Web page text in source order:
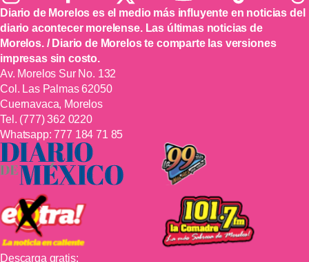
Diario de Morelos es el medio más influyente en noticias del
diario acontecer morelense. Las últimas noticias de
Morelos. / Diario de Morelos te comparte las versiones
impresas sin costo.
Av. Morelos Sur No. 132
Col. Las Palmas 62050
Cuernavaca, Morelos
Tel. (777) 362 0220
Whatsapp:777 184 71 85
Descarga gratis: